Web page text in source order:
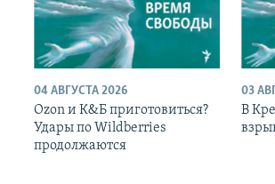
04 АВГУСТА 2026
Ozon и К&Б приготовиться?
Удары по Wildberries
продолжаются
03
В